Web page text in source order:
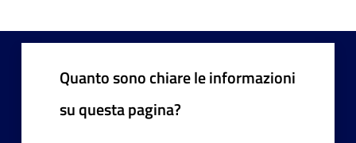
Quanto sono chiare le informazioni
su questa pagina?